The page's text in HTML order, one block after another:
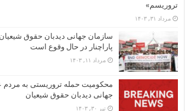
تروریسم»
مرداد ۳۱, ۱۴۰۳
سازمان جهانی دیدبان حقوق
پاراچنار در حال وقوع است
مرداد ۱۱, ۱۴۰۳
محکومیت حمله تروریستی به
جهانی دیدبان حقوق شیعیان
تیر ۳۰, ۱۴۰۳